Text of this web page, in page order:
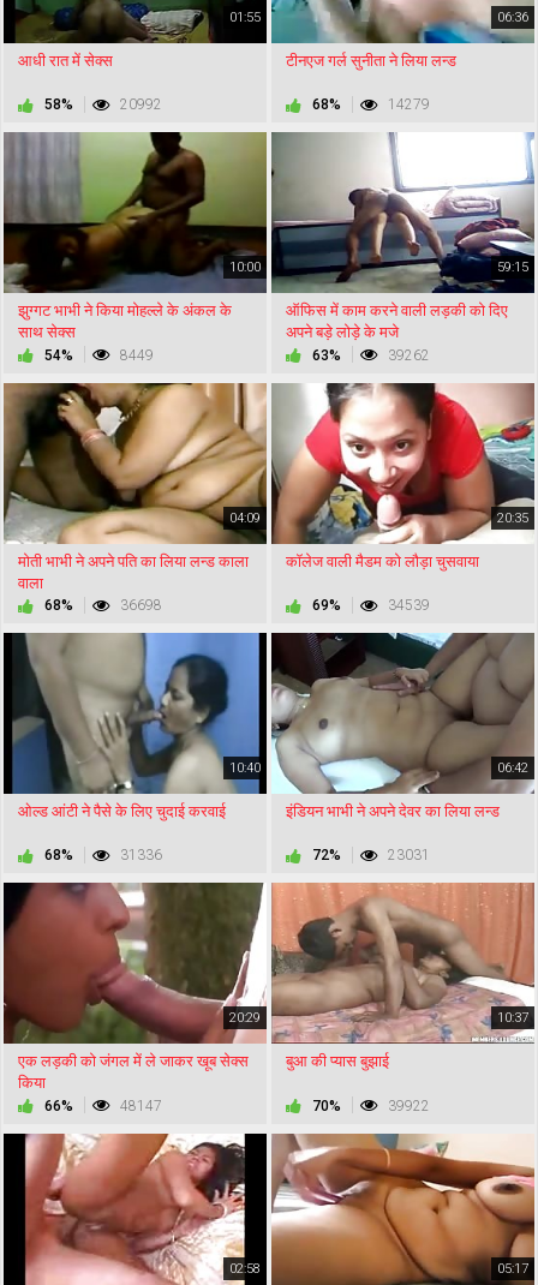
01:55
आधी रात में सेक्स
58% 20992
06:36
टीनएज गर्ल सुनीता ने लिया लन्ड
68% 14279
10:00
झुग्गट भाभी ने किया मोहल्ले के अंकल के
साथ सेक्स
54% 8449
59:15
ऑफिस में काम करने वाली लड़की को दिए
अपने बड़े लोड़े के मजे
63% 39262
04:09
मोती भाभी ने अपने पति का लिया लन्ड काला
वाला
68% 36698
20:35
कॉलेज वाली मैडम को लौड़ा चुसवाया
69% 34539
10:40
ओल्ड आंटी ने पैसे के लिए चुदाई करवाई
68% 31336
06:42
इंडियन भाभी ने अपने देवर का लिया लन्ड
72% 23031
20:29
एक लड़की को जंगल में ले जाकर खूब सेक्स
किया
66% 48147
10:37
बुआ की प्यास बुझाई
70% 39922
02:58 05:17